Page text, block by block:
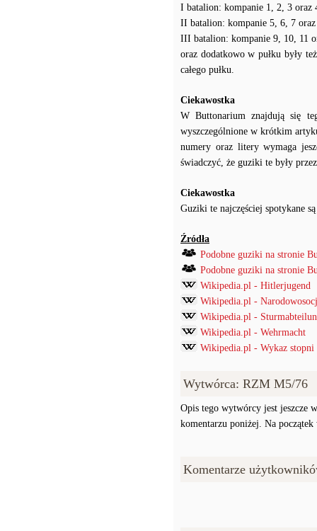
I batalion: kompanie 1, 2, 3 oraz
II batalion: kompanie 5, 6, 7
III batalion: kompanie 9, 10, 11
oraz dodatkowo w pułku były
całego pułku.
Ciekawostka
W Buttonarium znajdują się
wyszczególnione w krótkim
numery oraz litery wymaga
świadczyć, że guziki te były
Ciekawostka
Guziki te najczęściej spotykane
Źródła
Podobne guziki na stronie
Podobne guziki na stronie
Wikipedia.pl - Hitlerjugend
Wikipedia.pl -
Wikipedia.pl -
Wikipedia.pl - Wehrmacht
Wikipedia.pl - Wykaz stopni
Wytwórca: RZM M5/76
Opis tego wytwórcy jest jeszcze
komentarzu poniżej. Na
Komentarze